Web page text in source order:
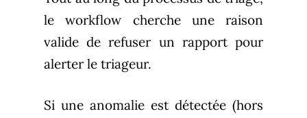
le workflow cherche une raison
valide de refuser un rapport pour
alerter le triageur.
Si une anomalie est détectée (hors